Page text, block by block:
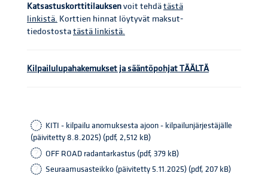
Katsastuskorttitilauksenvoit tehdätästä
linkistä. Korttien hinnat löytyvät maksut-
tiedostostatästä linkistä.
Kilpailulupahakemukset ja sääntöpohjat TÄÄLTÄ
KITI - kilpailu anomuksesta ajoon - kilpailunjärjestäjälle
(päivitetty 8.8.2025) (pdf, 2,512 kB)
OFF ROAD radantarkastus (pdf, 379 kB)
Seuraamusasteikko (päivitetty 5.11.2025) (pdf, 207 kB)